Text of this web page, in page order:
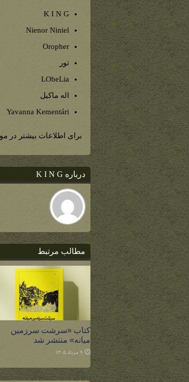
K I N G
Nienor Niniel
Oropher
تور
LObeLia
اله ماکیل
Yavanna Kementári
برای اطلاعات بیشتر در
درباره K I N G
مطالب مرتبط
کتاب «سرشت سرزمین
میانه» منتشر شد
۹ مرداد ۱۴۰۵